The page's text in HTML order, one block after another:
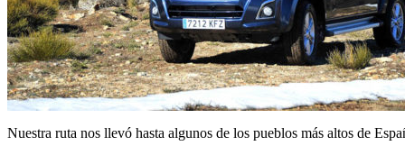
Nuestra ruta nos llevó hasta algunos de los pueblos más altos de